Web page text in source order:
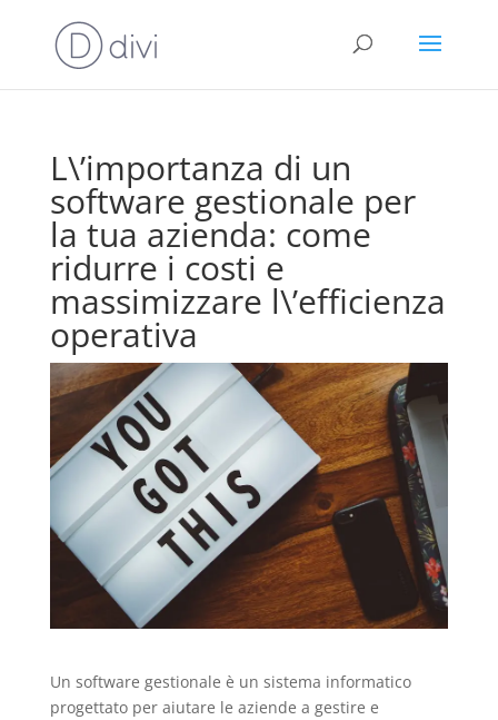
L\’importanza di un
software gestionale per
la tua azienda: come
ridurre i costi e
massimizzare l\’efficienza
operativa
Un software gestionale è un sistema informatico
progettato per aiutare le aziende a gestire e